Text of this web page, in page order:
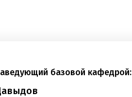
базовой кафедрой: